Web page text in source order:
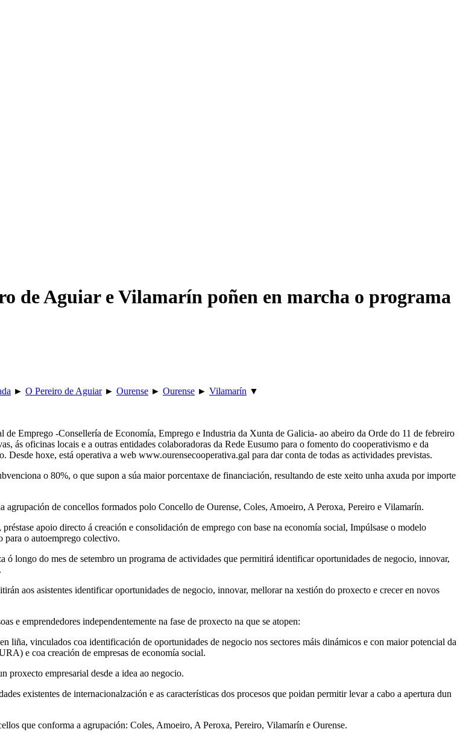
de Aguiar e Vilamarín poñen en marcha o programa
► O Pereiro de Aguiar► Ourense ► Ourense ► Vilamarín ▼
Emprego -Consellería de Economía, Emprego e Industria da Xunta de Galicia- ao abeiro da Orde do 11 de febreiro
ás oficinas locais e a outras entidades colaboradoras da Rede Eusumo para o fomento do cooperativismo e da
hoxe, está operativa a web www.ourensecooperativa.gal para dar conta de todas as actividades previstas.
o 80%, o que supon a súa maior porcentaxe de financiación, resultando de este xeito unha axuda por importe
de concellos formados polo Concello de Ourense, Coles, Amoeiro, A Peroxa, Pereiro e Vilamarín.
apoio directo á creación e consolidación de emprego con base na economía social, Impúlsase o modelo
para o autoemprego colectivo.
do mes de setembro un programa de actividades que permitirá identificar oportunidades de negocio, innovar,
aos asistentes identificar oportunidades de negocio, innovar, mellorar na xestión do proxecto e crecer en novos
e emprendedores independentemente na fase de proxecto na que se atopen:
vinculados coa identificación de oportunidades de negocio nos sectores máis dinámicos e con maior potencial da
e coa creación de empresas de economía social.
proxecto empresarial desde a idea ao negocio.
existentes de internacionalzación e as características dos procesos que poidan permitir levar a cabo a apertura dun
que conforma a agrupación: Coles, Amoeiro, A Peroxa, Pereiro, Vilamarín e Ourense.